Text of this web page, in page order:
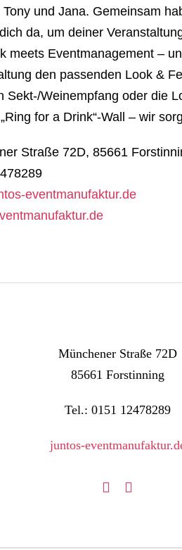
Tony und Jana. Gemeinsam
da, um deiner
meets Eventmanagement –
den passenden Look &
Sekt-/Weinempfang oder die
for a Drink“-Wall – wir
Straße 72D, 85661
eventmanufaktur.de
Münchener Straße 72D
85661 Forstinning
Tel.: 0151 12478289
juntos-